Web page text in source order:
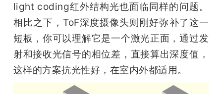
light coding红外结构光也面临同样的问题。
相比之下，ToF深度摄像头则刚好弥补了这一
短板，你可以理解它是一个激光正面，通过发
射和接收光信号的相位差，直接算出深度值，
这样的方案抗光性好，在室内外都适用。